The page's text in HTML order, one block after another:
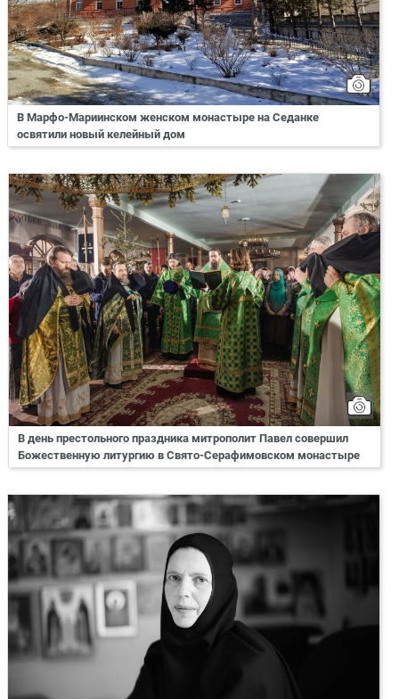
В Марфо-Мариинском женском монастыре на Седанке
освятили новый келейный дом
В день престольного праздника митрополит Павел совершил
Божественную литургию в Свято-Серафимовском монастыре